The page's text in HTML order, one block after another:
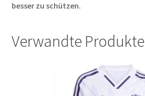
besser zu schützen.
Verwandte Produkte